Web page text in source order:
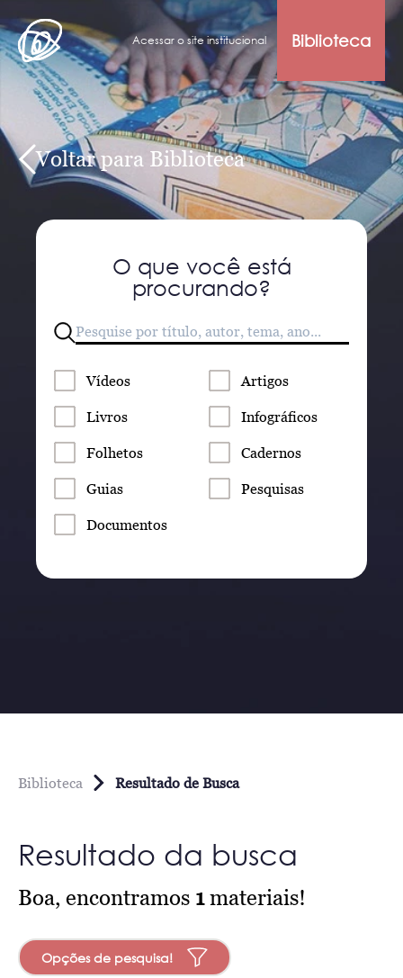
Acessar o site institucional Biblioteca
Voltar para Biblioteca
O que você está
procurando?
Vídeos Artigos
Livros Infográficos
Folhetos Cadernos
Guias Pesquisas
Documentos
Biblioteca Resultado de Busca
Resultado da busca
Boa, encontramos 1materiais!
Opções de pesquisa!